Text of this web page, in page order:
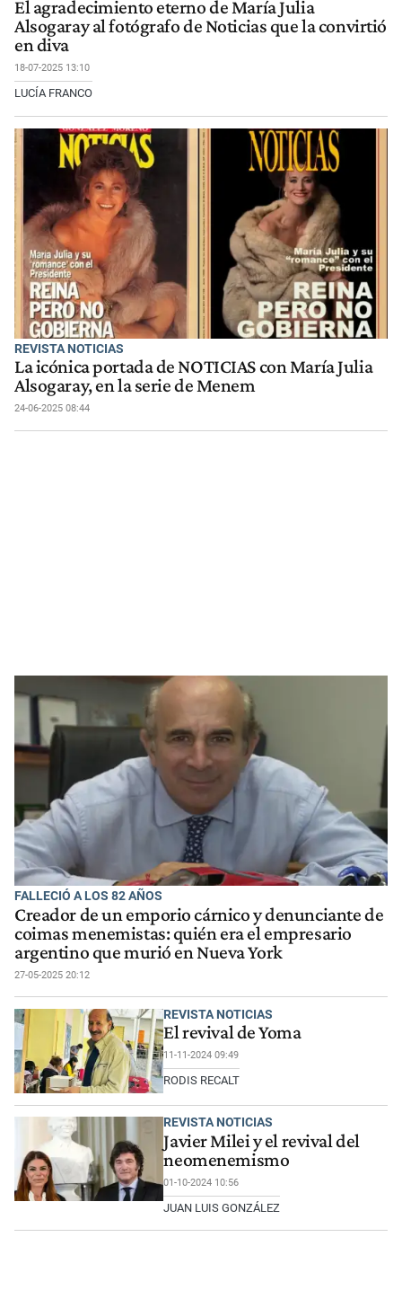
El agradecimiento eterno de María Julia
Alsogaray al fotógrafo de Noticias que la convirtió
en diva
18-07-2025 13:10
LUCÍA FRANCO
REVISTA NOTICIAS
La icónica portada de NOTICIAS con María Julia
Alsogaray, en la serie de Menem
24-06-2025 08:44
FALLECIÓ A LOS 82 AÑOS
Creador de un emporio cárnico y denunciante de
coimas menemistas: quién era el empresario
argentino que murió en Nueva York
27-05-2025 20:12
REVISTA NOTICIAS
El revival de Yoma
11-11-2024 09:49
RODIS RECALT
REVISTA NOTICIAS
Javier Milei y el revival del
neomenemismo
01-10-2024 10:56
JUAN LUIS GONZÁLEZ